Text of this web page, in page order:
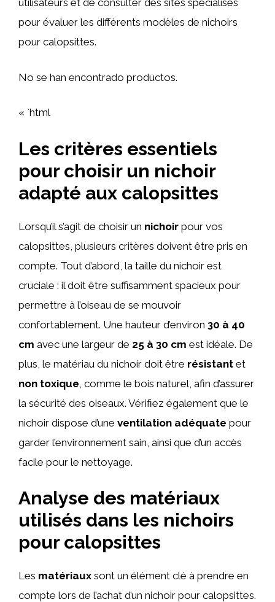
utilisateurs et de consulter des sites spécialisés
pour évaluer les différents modèles de nichoirs
pour calopsittes.
No se han encontrado productos.
« `html
Les critères essentiels
pour choisir un nichoir
adapté aux calopsittes
Lorsqu’il s’agit de choisir un nichoir pour vos
calopsittes, plusieurs critères doivent être pris en
compte. Tout d’abord, la taille du nichoir est
cruciale : il doit être suffisamment spacieux pour
permettre à l’oiseau de se mouvoir
confortablement. Une hauteur d’environ 30 à 40
cm avec une largeur de 25 à 30 cm est idéale. De
plus, le matériau du nichoir doit être résistant et
non toxique , comme le bois naturel, afin d’assurer
la sécurité des oiseaux. Vérifiez également que le
nichoir dispose d’une ventilation adéquate pour
garder l’environnement sain, ainsi que d’un accès
facile pour le nettoyage.
Analyse des matériaux
utilisés dans les nichoirs
pour calopsittes
Les matériaux sont un élément clé à prendre en
compte lors de l’achat d’un nichoir pour calopsittes.